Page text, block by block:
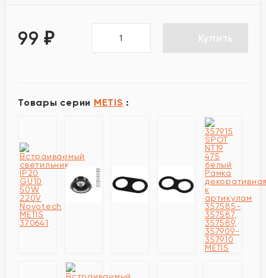
99₽ Купить
Товары серии METIS :